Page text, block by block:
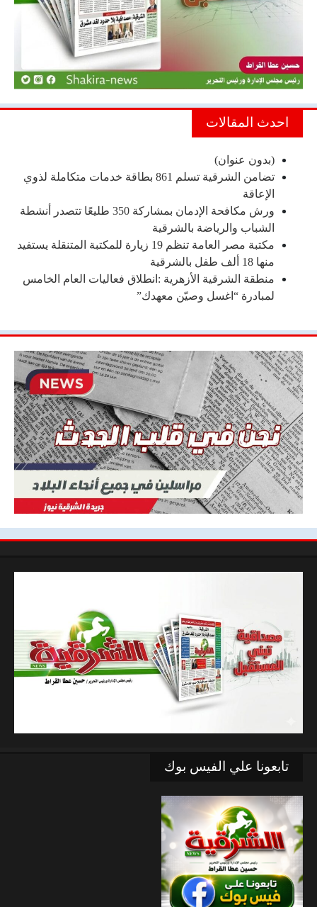
احدث المقالات
(بدون عنوان)
تضامن الشرقية تسلم 861 بطاقة خدمات متكاملة لذوي
الإعاقة
ورش مكافحة الإدمان بمشاركة 350 طليعًا تتصدر أنشطة
الشباب والرياضة بالشرقية
مكتبة مصر العامة تنظم 19 زيارة للمكتبة المتنقلة يستفيد
منها 18 ألف طفل بالشرقية
منطقة الشرقية الأزهرية :انطلاق فعاليات العام الخامس
لمبادرة “اغسل وصيّن معهدك”
تابعونا علي الفيس بوك